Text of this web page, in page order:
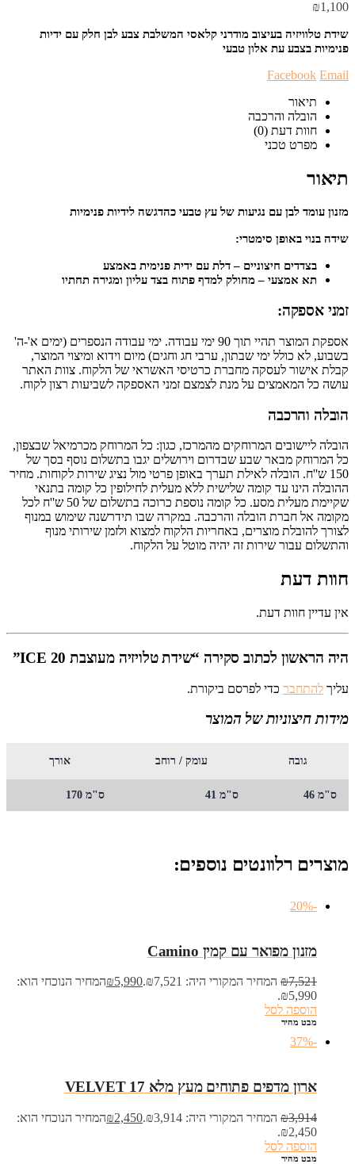
₪1,100
שידת טלוויזיה בעיצוב מודרני קלאסי המשלבת צבע לבן חלק עם ידיות
פנימיות בצבע עת אלון טבעי
Facebook Email
תיאור
הובלה והרכבה
חוות דעת (0)
מפרט טכני
תיאור
מזנון עומד לבן עם נגיעות של עץ טבעי כהדגשה לידיות פנימיות
שידה בנוי באופן סימטרי:
בצדדים חיצוניים – דלת עם ידית פנימית באמצע
תא אמצעי – מחולק למדף פתוח בצד עליון ומגירה תחתיו
זמני אספקה:
אספקת המוצר תהיי תוך 90 ימי עבודה. ימי עבודה הנספרים (ימים א'-ה'
בשבוע, לא כולל ימי שבתון, ערבי חג וחגים) מיום וידוא ומיצוי המוצר,
קבלת אישור לעסקה מחברת כרטיסי האשראי של הלקוח. צוות האתר
עושה כל המאמצים על מנת לצמצם זמני האספקה לשביעות רצון לקוח.
הובלה והרכבה
הובלה ליישובים המרוחקים מהמרכז, כגון: כל המרוחק מכרמיאל שבצפון,
כל המרוחק מבאר שבע שבדרום וירושלים יגבו בתשלום נוסף בסך של
150 ש''ח. הובלה לאילת תערך באופן פרטי מול נציג שירות לקוחות. מחיר
ההובלה הינו עד קומה שלישית ללא מעלית לחילופין כל קומה בתנאי
שקיימת מעלית מסע. כל קומה נוספת כרוכה בתשלום של 50 ש''ח לכל
מקומה אל חברת הובלה והרכבה. במקרה שבו תידרשנה שימוש במנוף
לצורך להובלת מוצרים, באחריות הלקוח למצוא ולזמן שירותי מנוף
והתשלום עבור שירות זה יהיה מוטל על הלקוח.
חוות דעת
אין עדיין חוות דעת.
היה הראשון לכתוב סקירה “שידת טלויזיה מעוצבת ICE 20”
עליך להתחבר כדי לפרסם ביקורת.
מידות חיצוניות של המוצר
גובה עומק / רוחב אורך
ס"מ 46 ס"מ 41 ס"מ 170
מוצרים רלוונטים נוספים:
-20%
מזנון מפואר עם קמין Camino
₪7,521 המחיר המקורי היה: ₪7,521. ₪5,990
המחיר הנוכחי הוא:
₪5,990.
הוספה לסל
מבט מהיר
-37%
ארון מדפים פתוחים מעץ מלא VELVET 17
₪3,914 המחיר המקורי היה: ₪3,914. ₪2,450
המחיר הנוכחי הוא:
₪2,450.
הוספה לסל
מבט מהיר